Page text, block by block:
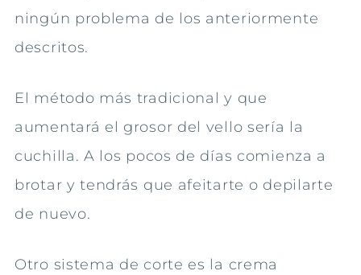
ningún problema de los anteriormente
descritos.
El método más tradicional y que
aumentará el grosor del vello sería la
cuchilla. A los pocos de días comienza a
brotar y tendrás que afeitarte o depilarte
de nuevo.
Otro sistema de corte es la crema